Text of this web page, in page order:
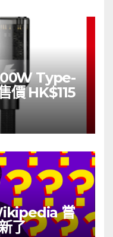
Type-
價 HK$115
嘗
了